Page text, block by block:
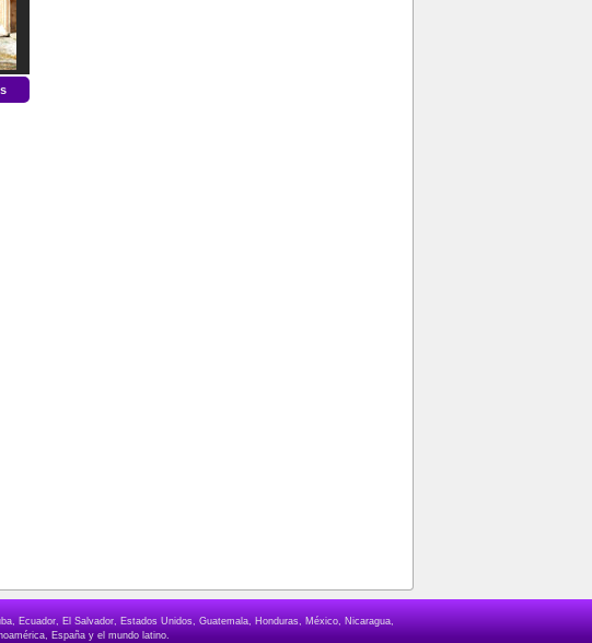
Ecuador, El Salvador, Estados Unidos, Guatemala, Honduras, México, Nicaragua,
España y el mundo latino.